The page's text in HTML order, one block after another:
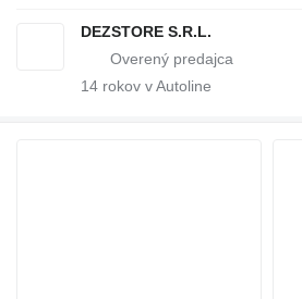
DEZSTORE S.R.L.
14 rokov v Autoline